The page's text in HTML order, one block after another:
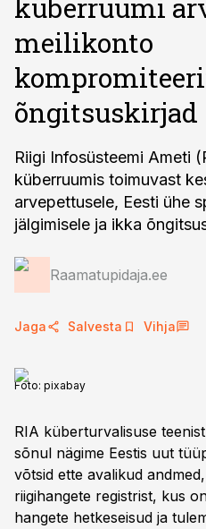
küberruumi
meilikonto
õngitsuskirjad
Riigi Infosüsteemi Ameti
küberruumis toimuvast
arvepettusele, Eesti ühe
jälgimisele ja ikka
Raamatupidaja.ee
Jaga Salvesta Vihja
Foto: pixabay
RIA küberturvalisuse
sõnul nägime Eestis uut
võtsid ette avalikud
riigihangete registrist, kus
hangete hetkeseisud ja